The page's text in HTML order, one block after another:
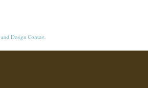
and Design Contest